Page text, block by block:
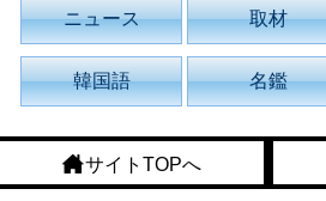
ニュース 取材
韓国語 名鑑
サイトTOPへ